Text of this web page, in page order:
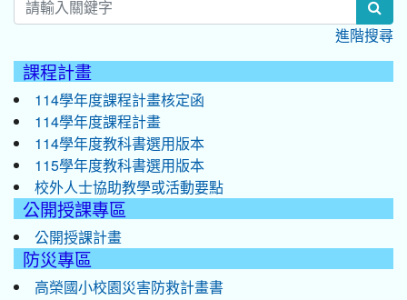
進階搜尋
課程計畫
114學年度課程計畫核定函
114學年度課程計畫
114學年度教科書選用版本
115學年度教科書選用版本
校外人士協助教學或活動要點
公開授課專區
公開授課計畫
防災專區
高榮國小校園災害防救計畫書